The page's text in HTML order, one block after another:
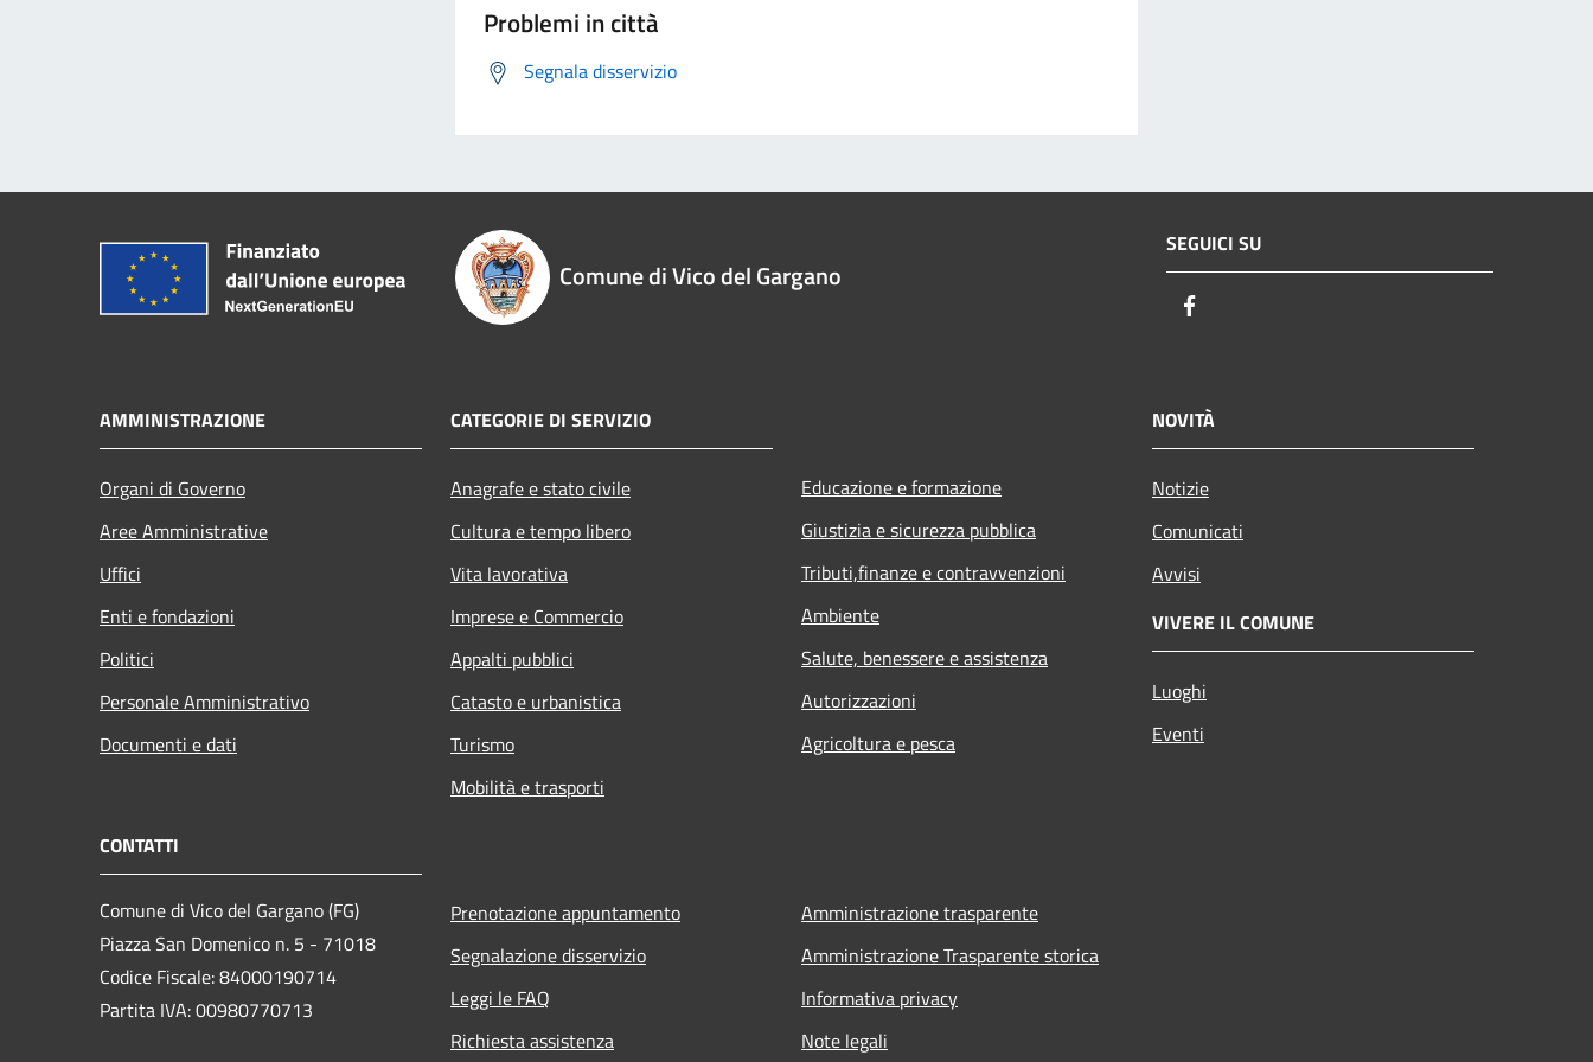
Problemi in città
Segnala disservizio
Comune di Vico del Gargano
SEGUICI SU
AMMINISTRAZIONE
Organi di Governo
Aree Amministrative
Uffici
Enti e fondazioni
Politici
Personale Amministrativo
Documenti e dati
CATEGORIE DI SERVIZIO
Anagrafe e stato civile
Cultura e tempo libero
Vita lavorativa
Imprese e Commercio
Appalti pubblici
Catasto e urbanistica
Turismo
Mobilità e trasporti
Educazione e formazione
Giustizia e sicurezza pubblica
Tributi,finanze e contravvenzioni
Ambiente
Salute, benessere e assistenza
Autorizzazioni
Agricoltura e pesca
NOVITÀ
Notizie
Comunicati
Avvisi
VIVERE IL COMUNE
Luoghi
Eventi
CONTATTI
Comune di Vico del Gargano (FG)
Piazza San Domenico n. 5 - 71018
Codice Fiscale: 84000190714
Partita IVA: 00980770713
Prenotazione appuntamento
Segnalazione disservizio
Leggi le FAQ
Richiesta assistenza
Amministrazione trasparente
Amministrazione Trasparente storica
Informativa privacy
Note legali